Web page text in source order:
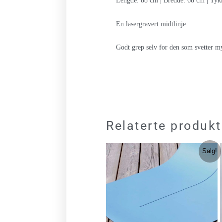
En lasergravert midtlinje
Godt grep selv for den som svetter
Relaterte
Salg!
pris
kr
Nåværende
kr 799.00.